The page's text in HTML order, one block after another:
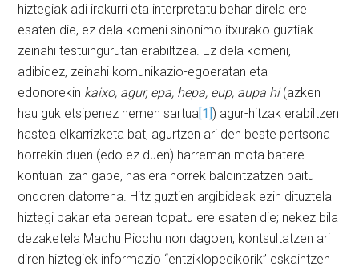
hiztegiak adi irakurri eta interpretatu behar direla ere
esaten die, ez dela komeni sinonimo itxurako guztiak
zeinahi testuingurutan erabiltzea. Ez dela komeni,
adibidez, zeinahi komunikazio-egoeratan eta
edonorekin kaixo, agur, epa, hepa, eup, aupa hi(azken
hau guk etsipenez hemen sartua[1]) agur-hitzak erabiltzen
hastea elkarrizketa bat, agurtzen ari den beste pertsona
horrekin duen (edo ez duen) harreman mota batere
kontuan izan gabe, hasiera horrek baldintzatzen baitu
ondoren datorrena. Hitz guztien argibideak ezin dituztela
hiztegi bakar eta berean topatu ere esaten die; nekez bila
dezaketela Machu Picchu non dagoen, kontsultatzen ari
diren hiztegiek informazio “entziklopedikorik” eskaintzen